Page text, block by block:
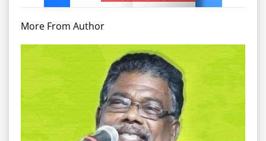
More From Author